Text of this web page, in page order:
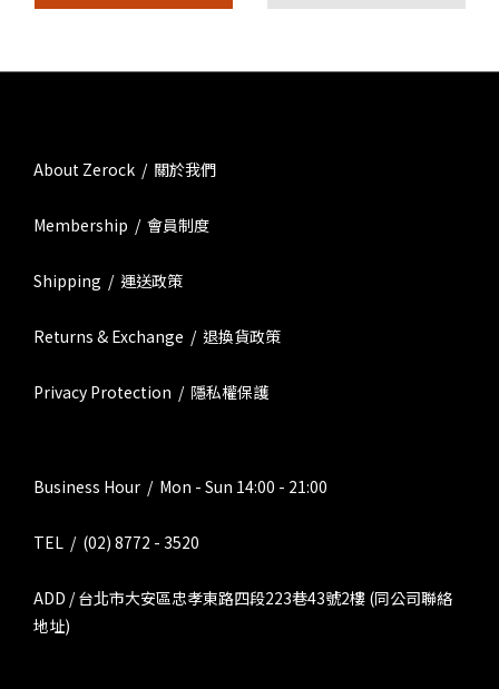
About Zerock / 關於我們
Membership / 會員制度
Shipping / 運送政策
Returns & Exchange / 退換貨政策
Privacy Protection / 隱私權保護
Business Hour / Mon - Sun 14:00 - 21:00
TEL / (02) 8772 - 3520
ADD / 台北市大安區忠孝東路四段223巷43號2樓 (同公司聯絡
地址)